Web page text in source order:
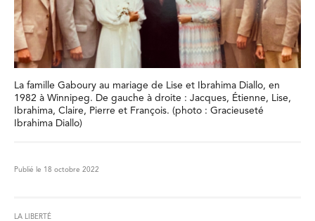
La famille Gaboury au mariage de Lise et Ibrahima Diallo, en
1982 à Winnipeg. De gauche à droite : Jacques, Étienne, Lise,
Ibrahima, Claire, Pierre et François. (photo : Gracieuseté
Ibrahima Diallo)
Publié le 18 octobre 2022
LA LIBERTÉ